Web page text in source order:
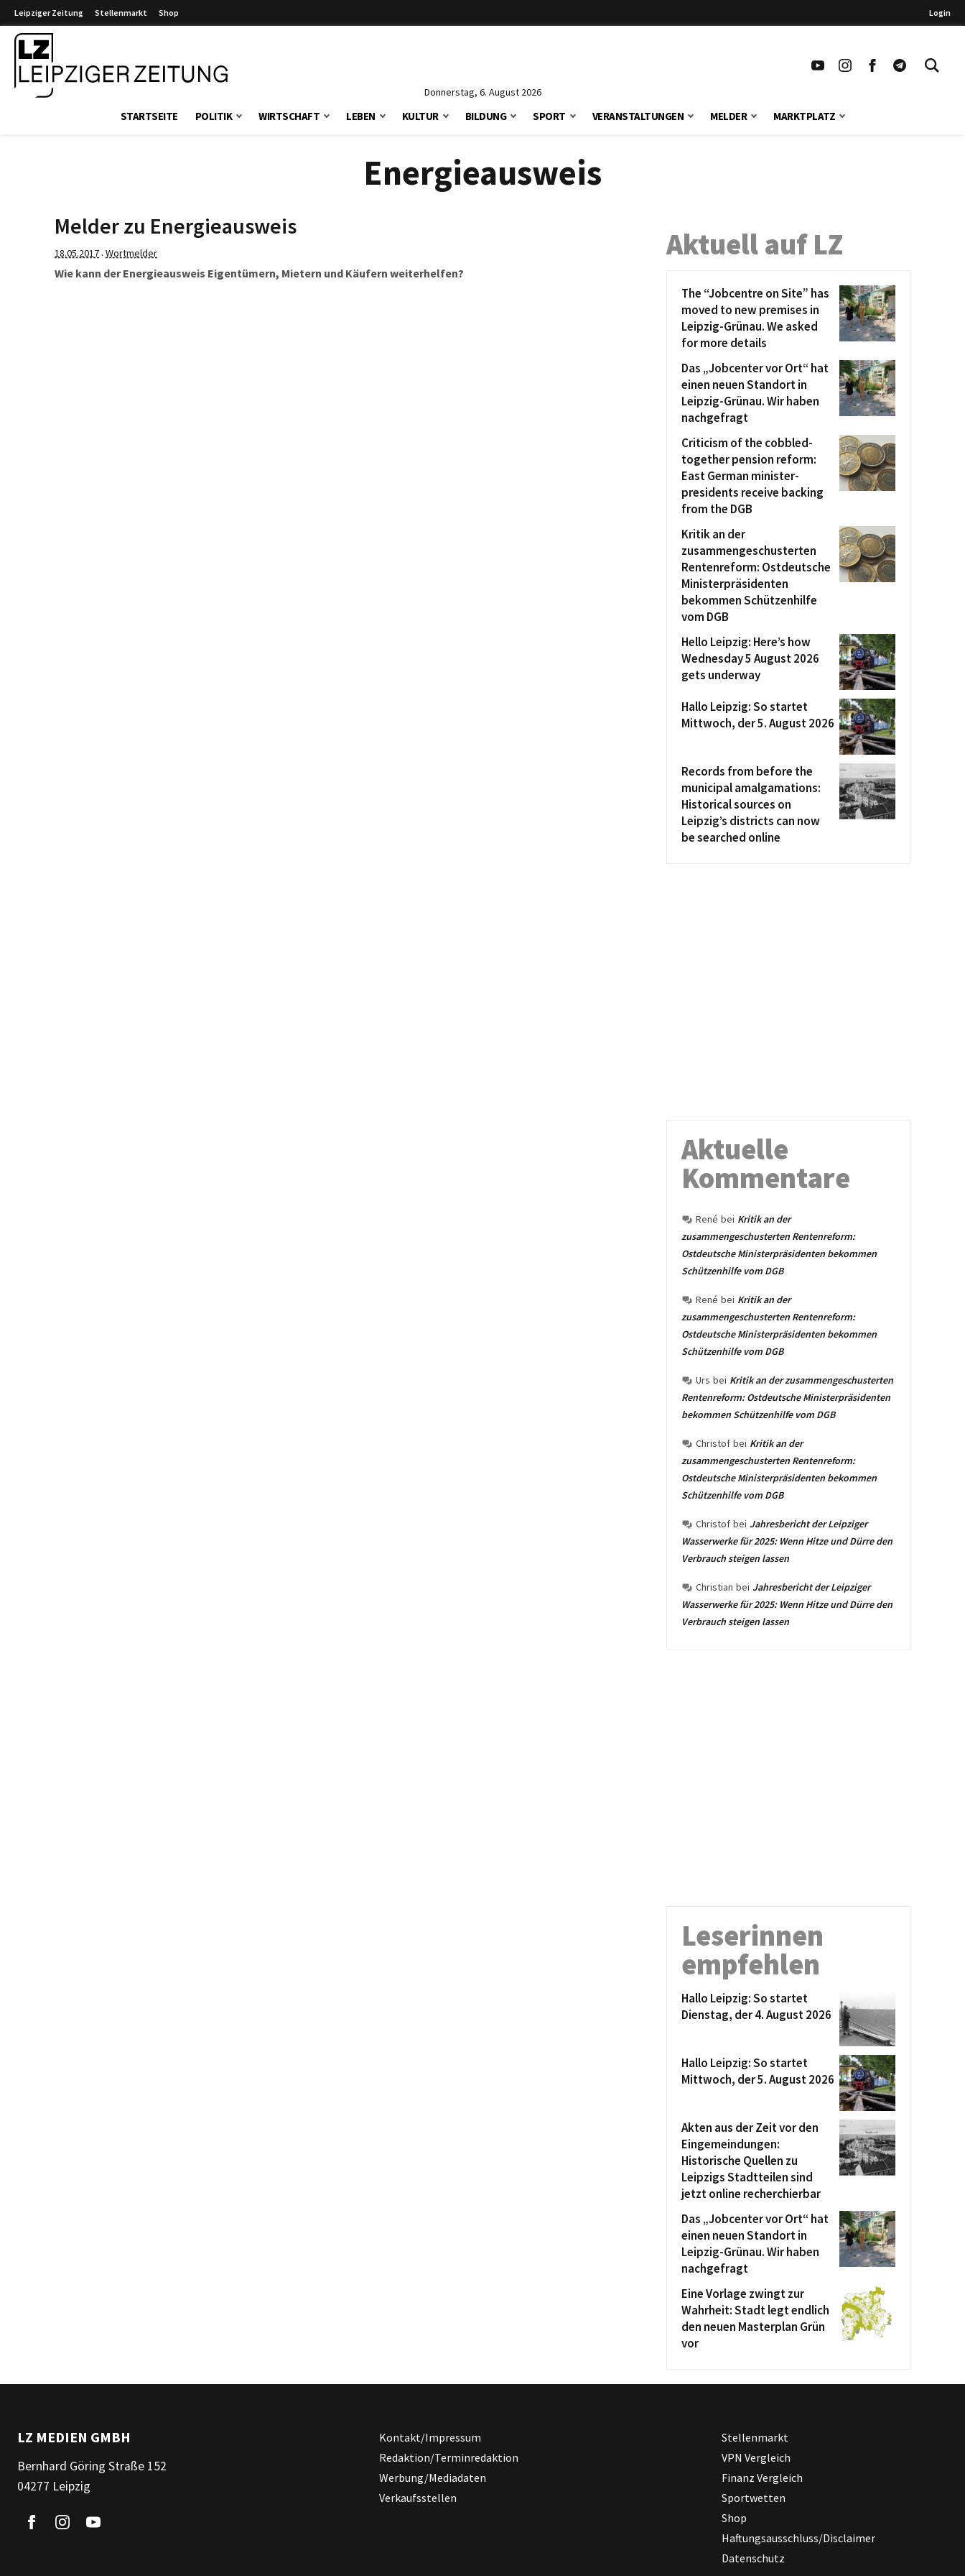
Leipziger Zeitung Stellenmarkt Shop Login
Donnerstag, 6. August 2026
STARTSEITE POLITIK WIRTSCHAFT LEBEN KULTUR BILDUNG SPORT VERANSTALTUNGEN MELDER MARKTPLATZ
Energieausweis
Melder zu Energieausweis
18.05.2017· Wortmelder
Wie kann der Energieausweis Eigentümern, Mietern und Käufern weiterhelfen?
Aktuell auf LZ
The “Jobcentre on Site” has
moved to new premises in
Leipzig-Grünau. We asked
for more details
Das „Jobcenter vor Ort“ hat
einen neuen Standort in
Leipzig-Grünau. Wir haben
nachgefragt
Criticism of the cobbled-
together pension reform:
East German minister-
presidents receive backing
from the DGB
Kritik an der
zusammengeschusterten
Rentenreform: Ostdeutsche
Ministerpräsidenten
bekommen Schützenhilfe
vom DGB
Hello Leipzig: Here’s how
Wednesday 5 August 2026
gets underway
Hallo Leipzig: So startet
Mittwoch, der 5. August 2026
Records from before the
municipal amalgamations:
Historical sources on
Leipzig’s districts can now
be searched online
Aktuelle
Kommentare
René bei Kritik an der
zusammengeschusterten Rentenreform:
Ostdeutsche Ministerpräsidenten bekommen
Schützenhilfe vom DGB
René bei Kritik an der
zusammengeschusterten Rentenreform:
Ostdeutsche Ministerpräsidenten bekommen
Schützenhilfe vom DGB
Urs bei Kritik an der zusammengeschusterten
Rentenreform: Ostdeutsche Ministerpräsidenten
bekommen Schützenhilfe vom DGB
Christof bei Kritik an der
zusammengeschusterten Rentenreform:
Ostdeutsche Ministerpräsidenten bekommen
Schützenhilfe vom DGB
Christof bei Jahresbericht der Leipziger
Wasserwerke für 2025: Wenn Hitze und Dürre den
Verbrauch steigen lassen
Christian bei Jahresbericht der Leipziger
Wasserwerke für 2025: Wenn Hitze und Dürre den
Verbrauch steigen lassen
Leserinnen
empfehlen
Hallo Leipzig: So startet
Dienstag, der 4. August 2026
Hallo Leipzig: So startet
Mittwoch, der 5. August 2026
Akten aus der Zeit vor den
Eingemeindungen:
Historische Quellen zu
Leipzigs Stadtteilen sind
jetzt online recherchierbar
Das „Jobcenter vor Ort“ hat
einen neuen Standort in
Leipzig-Grünau. Wir haben
nachgefragt
Eine Vorlage zwingt zur
Wahrheit: Stadt legt endlich
den neuen Masterplan Grün
vor
LZ MEDIEN GMBH
Bernhard Göring Straße 152
04277 Leipzig
Kontakt/Impressum
Redaktion/Terminredaktion
Werbung/Mediadaten
Verkaufsstellen
Stellenmarkt
VPN Vergleich
Finanz Vergleich
Sportwetten
Shop
Haftungsausschluss/Disclaimer
Datenschutz